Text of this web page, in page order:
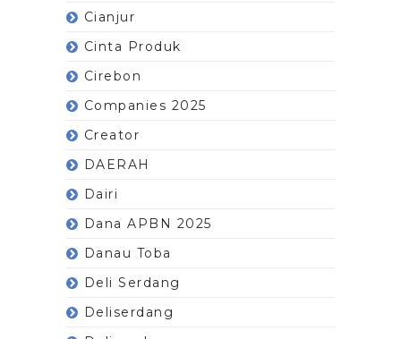
Cianjur
Cinta Produk
Cirebon
Companies 2025
Creator
DAERAH
Dairi
Dana APBN 2025
Danau Toba
Deli Serdang
Deliserdang